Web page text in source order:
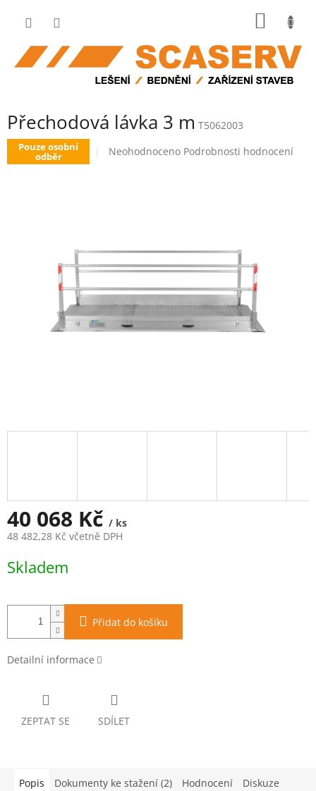
Přechodová lávka 3 m T5062003
Pouze osobní
odběr
Průměrné
Neohodnoceno Podrobnosti hodnocení
40 068 Kč / ks
48 482,28 Kč včetně DPH
cena:
Skladem
Přidat do košíku
Detailní informace
ZEPTAT SE SDÍLET
Popis Dokumenty ke stažení (2) Hodnocení Diskuze